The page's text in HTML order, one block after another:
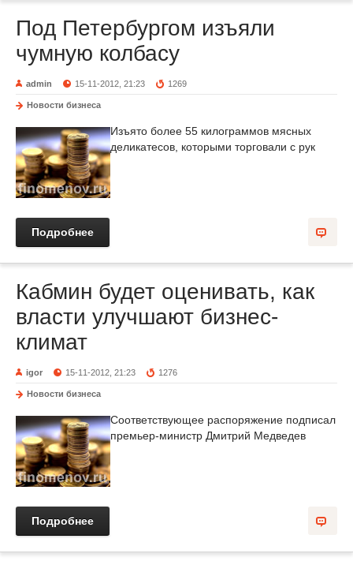
Под Петербургом изъяли
чумную колбасу
admin 15-11-2012, 21:23 1269
Новости бизнеса
Изъято более 55 килограммов мясных
деликатесов, которыми торговали с рук
Подробнее
Кабмин будет оценивать, как
власти улучшают бизнес-
климат
igor 15-11-2012, 21:23 1276
Новости бизнеса
Соответствующее распоряжение подписал
премьер-министр Дмитрий Медведев
Подробнее